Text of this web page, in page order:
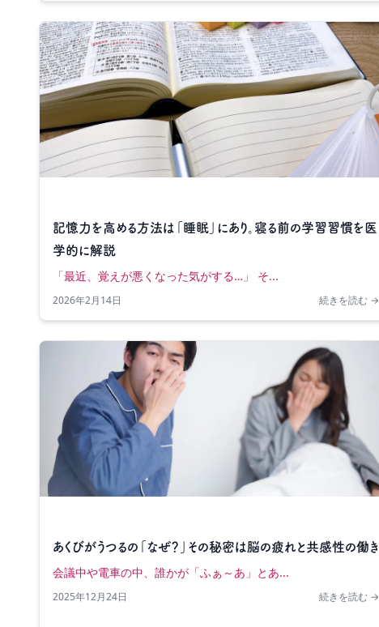
記憶力を高める方法は「睡眠」にあり。寝る前の学習習慣を医
学的に解説
「最近、覚えが悪くなった気がする…」 そ...
2026年2月14日 続きを読む →
あくびがうつるの「なぜ？」その秘密は脳の疲れと共感性の働き
会議中や電車の中、誰かが「ふぁ～あ」とあ...
2025年12月24日 続きを読む →